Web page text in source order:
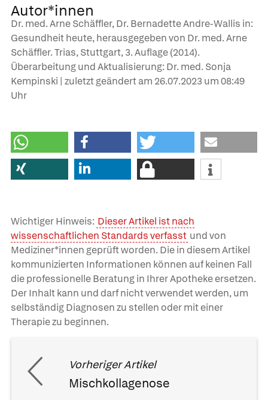
Autor*innen
Dr. med. Arne Schäffler, Dr. Bernadette Andre-Wallis in:
Gesundheit heute, herausgegeben von Dr. med. Arne
Schäffler. Trias, Stuttgart, 3. Auflage (2014).
Überarbeitung und Aktualisierung: Dr. med. Sonja
Kempinski | zuletzt geändert am 26.07.2023 um 08:49
Uhr
Wichtiger Hinweis: Dieser Artikel ist nach
wissenschaftlichen Standards verfasst und von
Mediziner*innen geprüft worden. Die in diesem Artikel
kommunizierten Informationen können auf keinen Fall
die professionelle Beratung in Ihrer Apotheke ersetzen.
Der Inhalt kann und darf nicht verwendet werden, um
selbständig Diagnosen zu stellen oder mit einer
Therapie zu beginnen.
Vorheriger Artikel
Mischkollagenose